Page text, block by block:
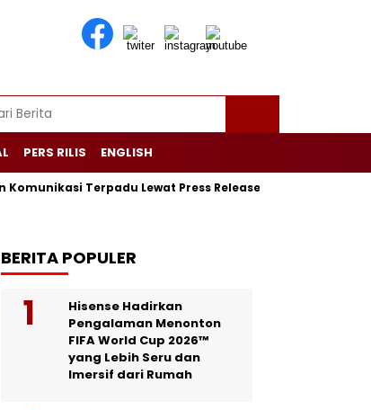
PERS RILIS ENGLISH
Terpadu Lewat Press Release Menjaga Rumah
BERITA POPULER
Hisense Hadirkan
Pengalaman Menonton
FIFA World Cup 2026™
yang Lebih Seru dan
Imersif dari Rumah